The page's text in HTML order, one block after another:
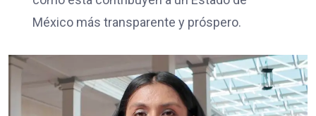
México más transparente y próspero.